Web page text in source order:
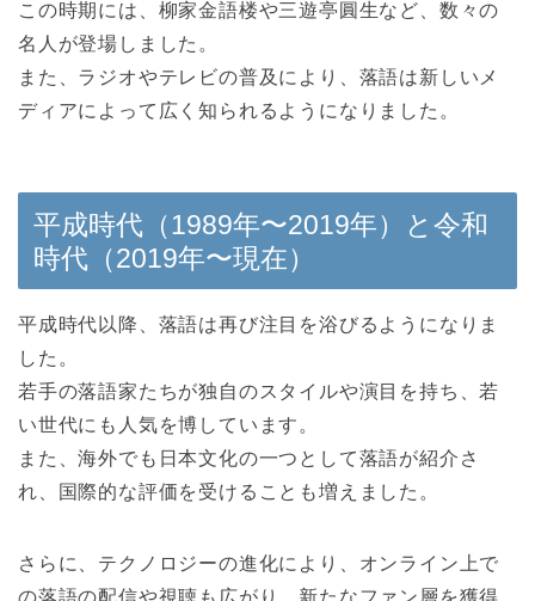
この時期には、柳家金語楼や三遊亭圓生など、数々の
名人が登場しました。
また、ラジオやテレビの普及により、落語は新しいメ
ディアによって広く知られるようになりました。
平成時代（1989年〜2019年）と令和
時代（2019年〜現在）
平成時代以降、落語は再び注目を浴びるようになりま
した。
若手の落語家たちが独自のスタイルや演目を持ち、若
い世代にも人気を博しています。
また、海外でも日本文化の一つとして落語が紹介さ
れ、国際的な評価を受けることも増えました。
さらに、テクノロジーの進化により、オンライン上で
の落語の配信や視聴も広がり、新たなファン層を獲得